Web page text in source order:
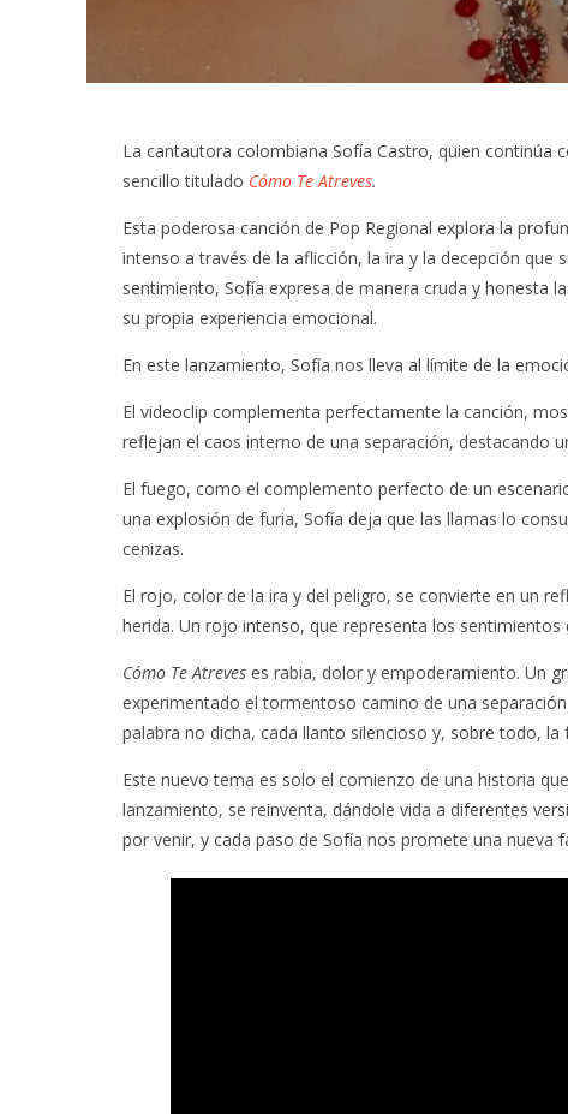
La cantautora colombiana Sofía Castro, quien continúa
sencillo titulado Cómo Te Atreves.
Esta poderosa canción de Pop Regional explora la
intenso a través de la aflicción, la ira y la decepción que
sentimiento, Sofía expresa de manera cruda y honesta
su propia experiencia emocional.
En este lanzamiento, Sofía nos lleva al límite de la
El videoclip complementa perfectamente la canción,
reflejan el caos interno de una separación, destacando
El fuego, como el complemento perfecto de un
una explosión de furia, Sofía deja que las llamas lo
cenizas.
El rojo, color de la ira y del peligro, se convierte en un
herida. Un rojo intenso, que representa los sentimientos
Cómo Te Atreves es rabia, dolor y empoderamiento. Un
experimentado el tormentoso camino de una
palabra no dicha, cada llanto silencioso y, sobre todo, la
Este nuevo tema es solo el comienzo de una historia
lanzamiento, se reinventa, dándole vida a diferentes
por venir, y cada paso de Sofía nos promete una nueva